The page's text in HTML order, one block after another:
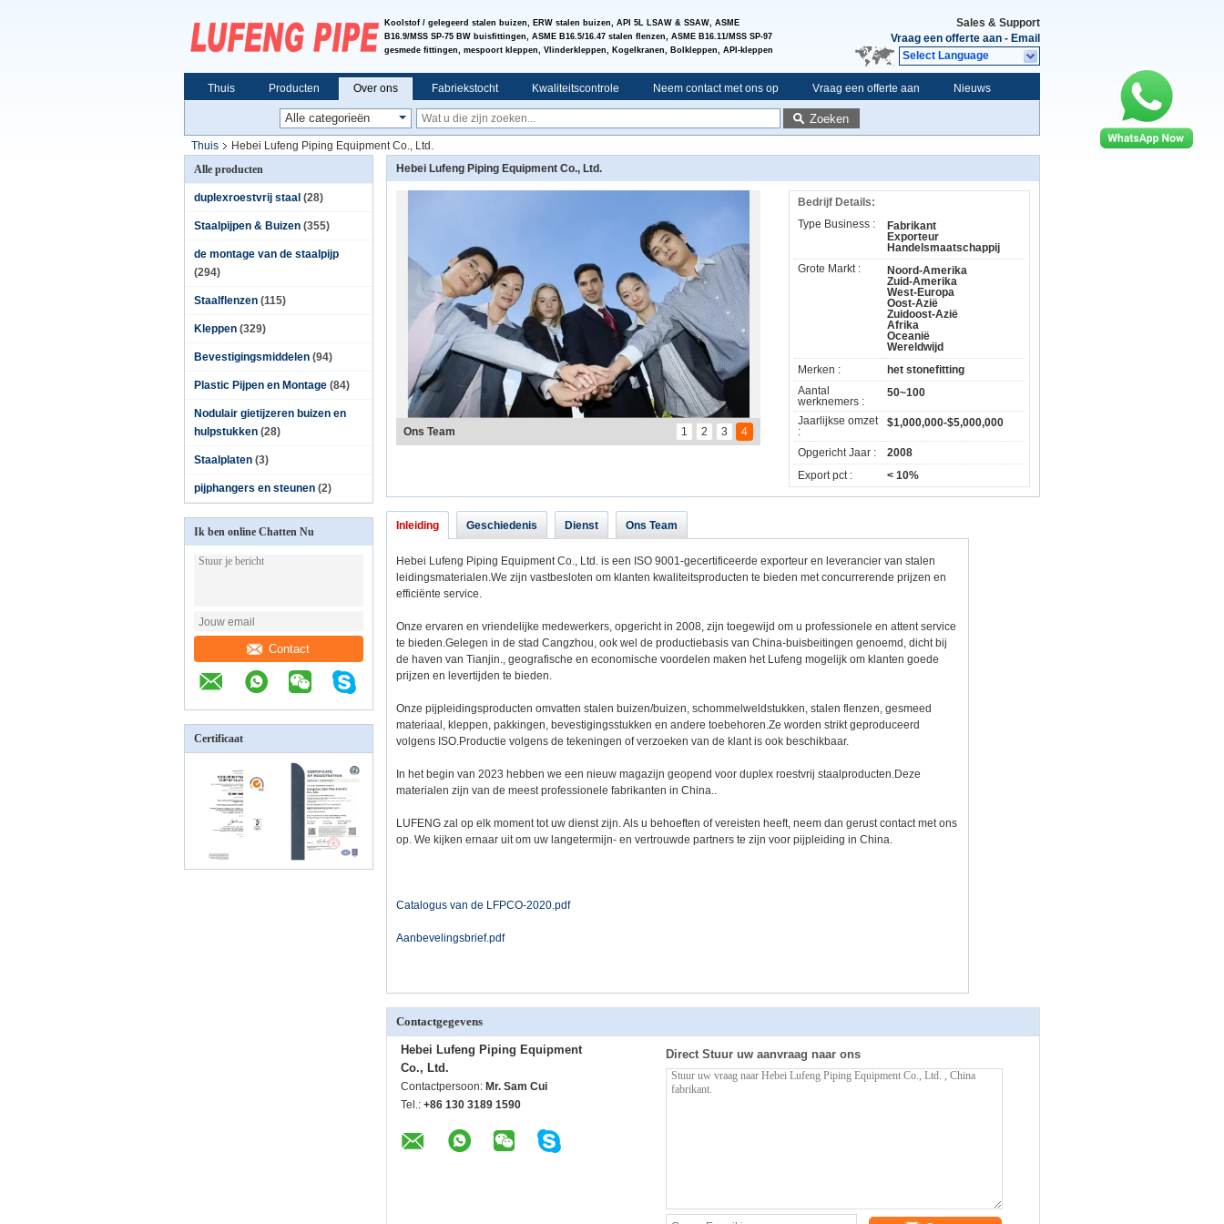
Koolstof / gelegeerd stalen buizen, ERW stalen buizen, API 5L LSAW & SSAW, ASME
B16.9/MSS SP-75 BW buisfittingen, ASME B16.5/16.47 stalen flenzen, ASME B16.11/MSS SP-97
gesmede fittingen, mespoort kleppen, Vlinderkleppen, Kogelkranen, Bolkleppen, API-kleppen
Sales & Support
Vraag een offerte aan - Email
Select Language
Thuis Producten Over ons Fabriekstocht Kwaliteitscontrole Neem contact met ons op Vraag een offerte aan Nieuws
Zoeken
Thuis
Hebei Lufeng Piping Equipment Co., Ltd.
Alle producten
duplexroestvrij staal (28)
Staalpijpen & Buizen (355)
de montage van de staalpijp
(294)
Staalflenzen (115)
Kleppen (329)
Bevestigingsmiddelen (94)
Plastic Pijpen en Montage (84)
Nodulair gietijzeren buizen en
hulpstukken (28)
Staalplaten (3)
pijphangers en steunen (2)
Ik ben online Chatten Nu
Contact
Certificaat
Hebei Lufeng Piping Equipment Co., Ltd.
1 2 3 4
Ons Team
Bedrijf Details:
Type Business :
Fabrikant
Exporteur
Handelsmaatschappij
Grote Markt :
Noord-Amerika
Zuid-Amerika
West-Europa
Oost-Azië
Zuidoost-Azië
Afrika
Oceanië
Wereldwijd
Merken :
het stonefitting
Aantal
werknemers :
50~100
Jaarlijkse omzet
:
$1,000,000-$5,000,000
Opgericht Jaar :
2008
Export pct :
< 10%
Inleiding Geschiedenis Dienst Ons Team
Hebei Lufeng Piping Equipment Co., Ltd. is een ISO 9001-gecertificeerde exporteur en leverancier van stalen
leidingsmaterialen.We zijn vastbesloten om klanten kwaliteitsproducten te bieden met concurrerende prijzen en
efficiënte service.
Onze ervaren en vriendelijke medewerkers, opgericht in 2008, zijn toegewijd om u professionele en attent service
te bieden.Gelegen in de stad Cangzhou, ook wel de productiebasis van China-buisbeitingen genoemd, dicht bij
de haven van Tianjin., geografische en economische voordelen maken het Lufeng mogelijk om klanten goede
prijzen en levertijden te bieden.
Onze pijpleidingsproducten omvatten stalen buizen/buizen, schommelweldstukken, stalen flenzen, gesmeed
materiaal, kleppen, pakkingen, bevestigingsstukken en andere toebehoren.Ze worden strikt geproduceerd
volgens ISO.Productie volgens de tekeningen of verzoeken van de klant is ook beschikbaar.
In het begin van 2023 hebben we een nieuw magazijn geopend voor duplex roestvrij staalproducten.Deze
materialen zijn van de meest professionele fabrikanten in China..
LUFENG zal op elk moment tot uw dienst zijn. Als u behoeften of vereisten heeft, neem dan gerust contact met ons
op. We kijken ernaar uit om uw langetermijn- en vertrouwde partners te zijn voor pijpleiding in China.
Catalogus van de LFPCO-2020.pdf
Aanbevelingsbrief.pdf
Contactgegevens
Hebei Lufeng Piping Equipment
Co., Ltd.
Contactpersoon: Mr. Sam Cui
Tel.: +86 130 3189 1590
Direct Stuur uw aanvraag naar ons